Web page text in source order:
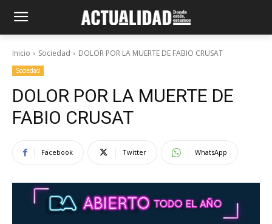
Inicio Sociedad DOLOR POR LA MUERTE DE FABIO CRUSAT
Sociedad
DOLOR POR LA MUERTE DE
FABIO CRUSAT
Facebook Twitter WhatsApp